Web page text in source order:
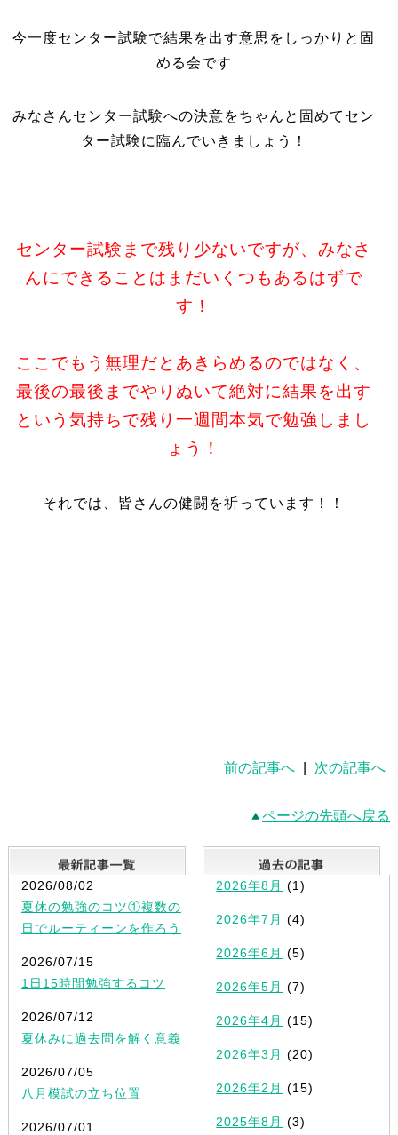
今一度センター試験で結果を出す意思をしっかりと固
める会です
みなさんセンター試験への決意をちゃんと固めてセン
ター試験に臨んでいきましょう！
センター試験まで残り少ないですが、みなさ
んにできることはまだいくつもあるはずで
す！
ここでもう無理だとあきらめるのではなく、
最後の最後までやりぬいて絶対に結果を出す
という気持ちで残り一週間本気で勉強しまし
ょう！
それでは、皆さんの健闘を祈っています！！
前の記事へ 次の記事へ
ページの先頭へ戻る
最新記事一覧
2026/08/02
夏休の勉強のコツ①複数の
日でルーティーンを作ろう
2026/07/15
1日15時間勉強するコツ
2026/07/12
夏休みに過去問を解く意義
2026/07/05
八月模試の立ち位置
2026/07/01
2026年8月 (1)
2026年7月 (4)
2026年6月 (5)
2026年5月 (7)
2026年4月 (15)
2026年3月 (20)
2026年2月 (15)
2025年8月 (3)